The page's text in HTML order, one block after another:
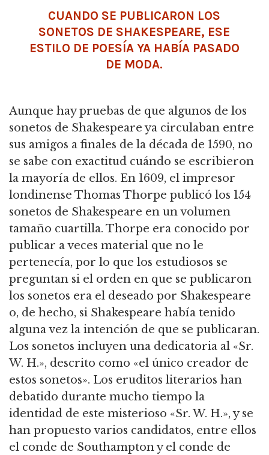
CUANDO SE PUBLICARON LOS
SONETOS DE SHAKESPEARE, ESE
ESTILO DE POESÍA YA HABÍA PASADO
DE MODA.
Aunque hay pruebas de que algunos de los
sonetos de Shakespeare ya circulaban entre
sus amigos a finales de la década de 1590, no
se sabe con exactitud cuándo se escribieron
la mayoría de ellos. En 1609, el impresor
londinense Thomas Thorpe publicó los 154
sonetos de Shakespeare en un volumen
tamaño cuartilla. Thorpe era conocido por
publicar a veces material que no le
pertenecía, por lo que los estudiosos se
preguntan si el orden en que se publicaron
los sonetos era el deseado por Shakespeare
o, de hecho, si Shakespeare había tenido
alguna vez la intención de que se publicaran.
Los sonetos incluyen una dedicatoria al «Sr.
W. H.», descrito como «el único creador de
estos sonetos». Los eruditos literarios han
debatido durante mucho tiempo la
identidad de este misterioso «Sr. W. H.», y se
han propuesto varios candidatos, entre ellos
el conde de Southampton y el conde de